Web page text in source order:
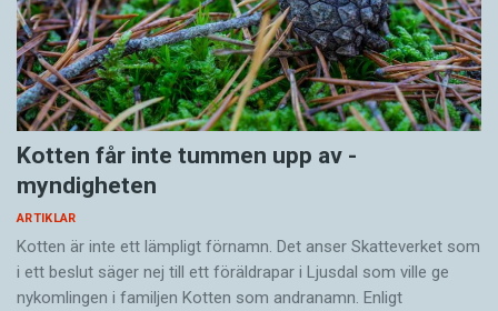
Kotten får inte tummen upp av ­
myndigheten
ARTIKLAR
Kotten är inte ett lämpligt förnamn. Det anser Skatte­verket som
i ett beslut säger nej till ett föräldra­par i Ljusdal som ville ge
nykomlingen i familjen Kotten som andranamn. Enligt